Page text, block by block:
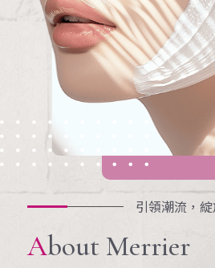
引領潮流，
About Merrier